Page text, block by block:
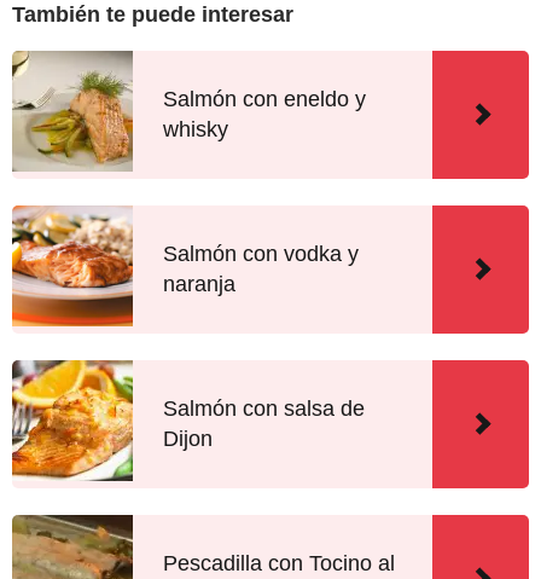
También te puede interesar
Salmón con eneldo y
whisky
Salmón con vodka y
naranja
Salmón con salsa de
Dijon
Pescadilla con Tocino al